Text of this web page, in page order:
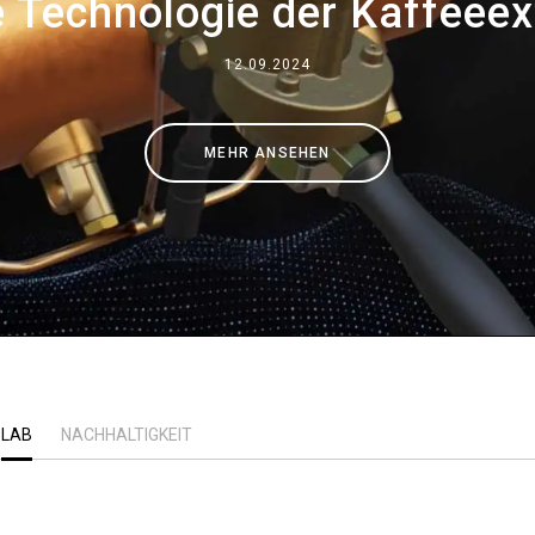
Technologie der
12.09.2024
MEHR ANSEHEN
LAB NACHHALTIGKEIT
Wo wir sind
Arbeiten Sie mit uns